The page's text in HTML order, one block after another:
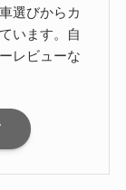
選びからカ
います。自
レビューな